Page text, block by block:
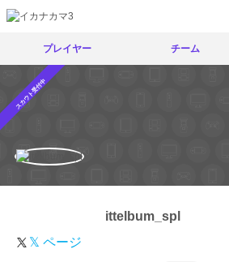
プレイヤー チーム
スカウト受付中
ittelbum_spl
𝕏 ページ